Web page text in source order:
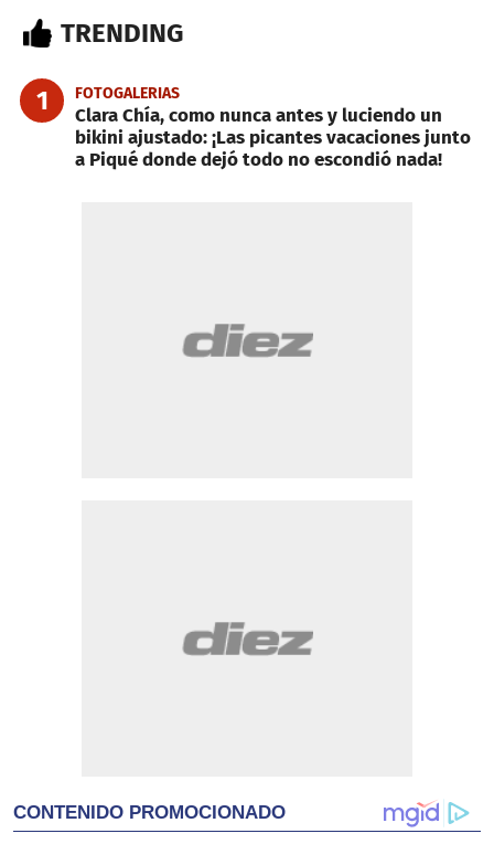
TRENDING
1 FOTOGALERIAS
Clara Chía, como nunca antes y luciendo un
bikini ajustado: ¡Las picantes vacaciones junto
a Piqué donde dejó todo no escondió nada!